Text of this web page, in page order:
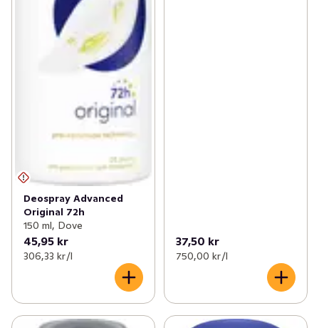
Deospray Advanced
Original 72h
150 ml, Dove
45,95 kr
306,33 kr /l
37,50 kr
750,00 kr /l